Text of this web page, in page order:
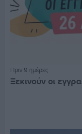
Πριν 9 ημέρες
Ξεκινούν οι